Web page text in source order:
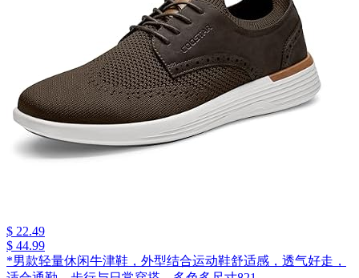
$ 22.49
$ 44.99
*男款轻量休闲牛津鞋，外型结合运动鞋舒适感，透气好走，